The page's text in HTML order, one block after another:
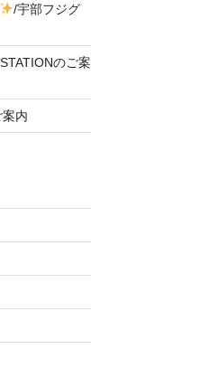
/宇部フジグ
のご案
案内